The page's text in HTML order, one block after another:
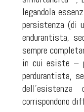
legandola
persistenza (di
endurantista,
sempre
in cui esiste –
perdurantista,
corrispondono